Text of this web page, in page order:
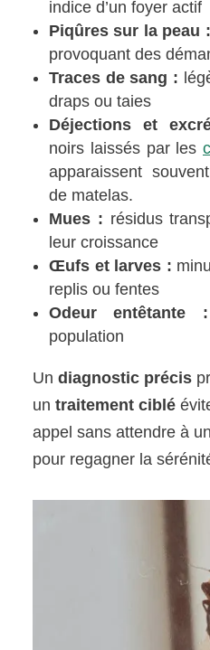
indice d’un foyer actif
Piqûres sur la peau :
provoquant des
Traces de sang :
draps ou taies
Déjections et
noirs laissés par les
apparaissent
de matelas.
Mues : résidus
leur croissance
Œufs et larves :
replis ou fentes
Odeur entêtante :
population
Undiagnostic précis
untraitement ciblé
appel sans attendre à
pour regagner la